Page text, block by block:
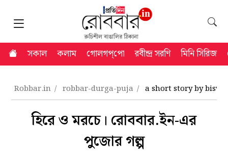
সকাল কলাম গোলগপ্‌পো রবীন্দ্র সরণি মিনি সিরিজ
Robbar.in robbar-durga-puja a short story by
হিরে ও মরচে। রোববার.ইন-এর
পুজোর গল্প